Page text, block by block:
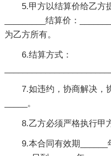
5.甲方以结算价给乙方
_________结算价：
为乙方所有。
6.结算方式：
7.如违约，协商解决，
_____。
8.乙方必须严格执行甲
9.本合同有效期______